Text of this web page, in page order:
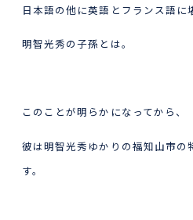
日本語の他に英語とフランス語
明智光秀の子孫とは。
このことが明らかになってから、
彼は明智光秀ゆかりの福知山市の
す。